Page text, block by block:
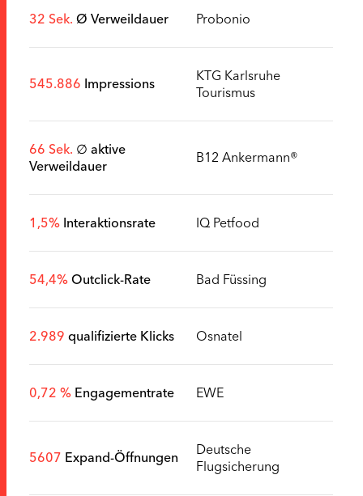
32 Sek. Ø Verweildauer Probonio
545.886 Impressions
KTG Karlsruhe
Tourismus
66 Sek. ∅ aktive
Verweildauer
B12 Ankermann®
1,5% Interaktionsrate IQ Petfood
54,4% Outclick-Rate Bad Füssing
2.989 qualifizierte Klicks Osnatel
0,72 % Engagementrate EWE
5607 Expand-Öffnungen
Deutsche
Flugsicherung